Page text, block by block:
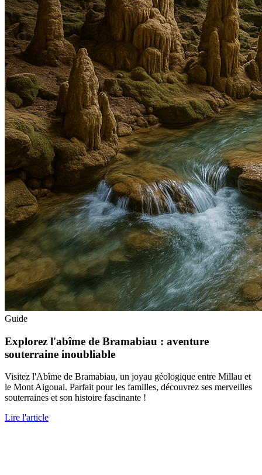
Guide
Explorez l'abîme de Bramabiau : aventure
souterraine inoubliable
Visitez l'Abîme de Bramabiau, un joyau géologique entre Millau et
le Mont Aigoual. Parfait pour les familles, découvrez ses merveilles
souterraines et son histoire fascinante !
Lire l'article